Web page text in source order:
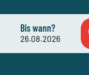
Bis wann?